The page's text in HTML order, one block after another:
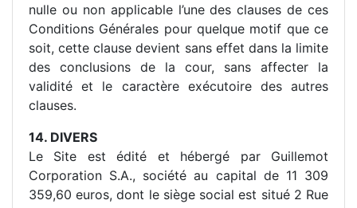
nulle ou non applicable l’une des clauses de ces
Conditions Générales pour quelque motif que ce
soit, cette clause devient sans effet dans la limite
des conclusions de la cour, sans affecter la
validité et le caractère exécutoire des autres
clauses.
14. DIVERS
Le Site est édité et hébergé par Guillemot
Corporation S.A., société au capital de 11 309
359,60 euros, dont le siège social est situé 2 Rue